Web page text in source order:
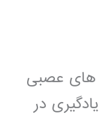
عصبی
در